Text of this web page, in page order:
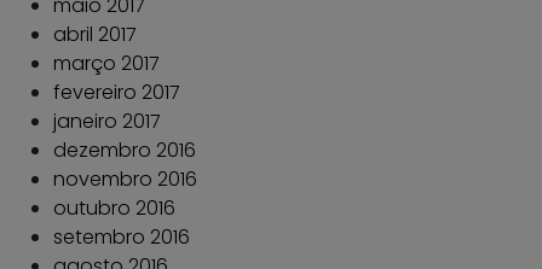
abril 2017
março 2017
fevereiro 2017
janeiro 2017
dezembro 2016
novembro 2016
outubro 2016
setembro 2016